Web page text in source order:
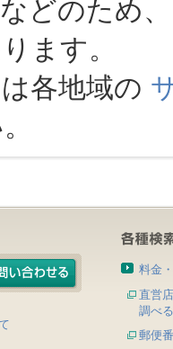
どのため
ます。
各地域の
料金
直営
調べる
郵便